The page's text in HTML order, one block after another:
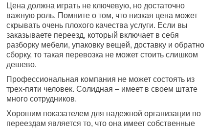
Цена должна играть не ключевую, но достаточно
важную роль. Помните о том, что низкая цена может
скрывать очень плохого качества услуги. Если вы
заказываете переезд, который включает в себя
разборку мебели, упаковку вещей, доставку и обратно
сборку, то такая перевозка не может стоить слишком
дешево.
Профессиональная компания не может состоять из
трех-пяти человек. Солидная – имеет в своем штате
много сотрудников.
Хорошим показателем для надежной организации по
переездам является то, что она имеет собственные